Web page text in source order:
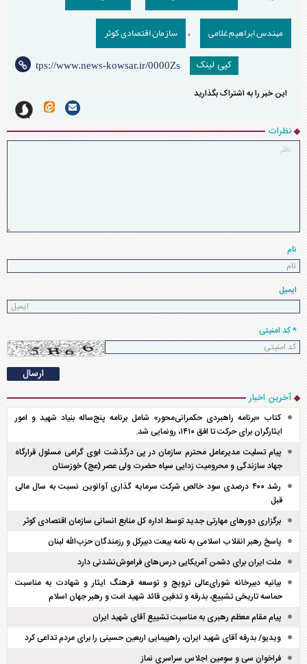
مهندس ابراهیم غلامی ، سازمان اقتصادی کوثر
کپی لینک
این خبر را به اشتراک بگذارید
نظرات
نام
ایمیل
* کد امنیتی
آخرین اخبار
کتاب «برنامه راهبردی حکمرانی‌محور» شامل برنامه پنج‌ساله بنیاد شهید و امور
ایثارگران برای حرکت تا افق ۱۴۱۰، رونمایی شد.
پیام تسلیت مدیرعامل محترم سازمان در پی درگذشت ابوی گرامی مسئول قرارگاه
جهاد سازندگی و محرومیت زدایی سپاه حضرت ولی عصر (عج) خوزستان
رشد ۴۰۰ درصدی سود خالص شرکت سرمایه گذاری آوانوین نسبت به سال مالی
قبل
برگزاری دور‌های مهارتی جدید توسط اداره کل منابع انسانی سازمان اقتصادی کوثر
پاسخ رهبر انقلاب اسلامی به نامه بیعت دبیرکل و رزمندگان حزب‌الله لبنان
ملت ایران برای دشمن آمریکایی درس‌های فراموش‌نشدنی دارد
بیانیه دبیرخانه شورای‌عالی ترویج و توسعه فرهنگ ایثار و شهادت به مناسبت
حماسه تاریخی تشییع، بدرقه و تدفین قائد شهید امت و رهبر جهان اسلام
پیام مقام معظم رهبری به مناسبت تشییع آقای شهید ایران
ویدیو/ بدرقه آقای شهید ایران، راهپیمایی اربعین حسینی را برای مردم تداعی کرد
فراخوان سی و سومین اجلاس سراسری نماز